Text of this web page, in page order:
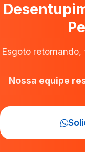
Esgoto
Nossa equipe